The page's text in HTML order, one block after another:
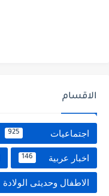
الاقسام
اجتماعيات 925
اخبار عربية 146
الاطفال وحديثى الولادة